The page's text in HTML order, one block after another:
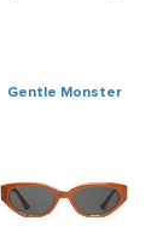
Gentle Monster